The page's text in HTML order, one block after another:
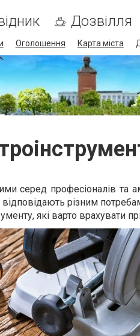
Дозвілля
Оголошення Карта міста
серед професіоналів та
різним
які варто врахувати